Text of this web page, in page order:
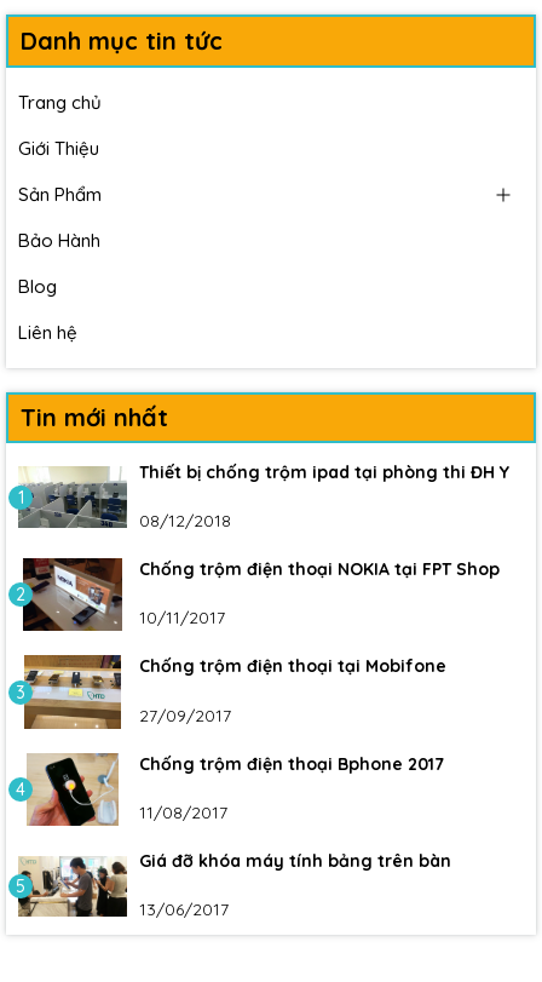
Danh mục tin tức
Trang chủ
Giới Thiệu
Sản Phẩm
Bảo Hành
Blog
Liên hệ
Tin mới nhất
1
Thiết bị chống trộm ipad tại phòng thi ĐH Y
08/12/2018
2
Chống trộm điện thoại NOKIA tại FPT Shop
10/11/2017
3
Chống trộm điện thoại tại Mobifone
27/09/2017
4
Chống trộm điện thoại Bphone 2017
11/08/2017
5
Giá đỡ khóa máy tính bảng trên bàn
13/06/2017